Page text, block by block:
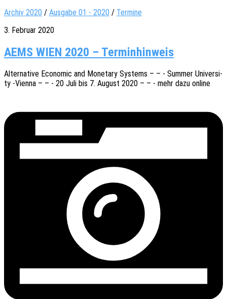
Archiv 2020 / Ausgabe 01 - 2020 / Termine
3. Februar 2020
AEMS WIEN 2020 – Terminhinweis
Alter­na­ti­ve Econo­mic and Mone­ta­ry Systems – – - Summer Univer­si­
ty ‑Vienna – – - 20 Juli bis 7. August 2020 – – - mehr dazu online